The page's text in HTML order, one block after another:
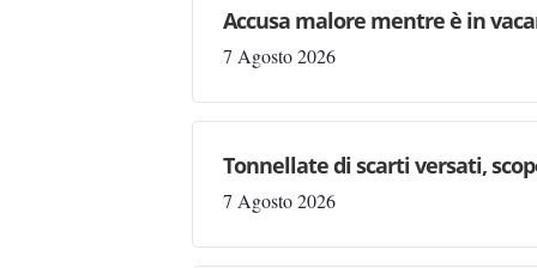
Accusa malore mentre è in
7 Agosto 2026
Tonnellate di scarti versati,
7 Agosto 2026